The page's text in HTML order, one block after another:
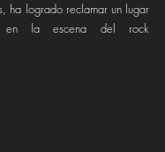
ha logrado reclamar un lugar
en la escena del rock